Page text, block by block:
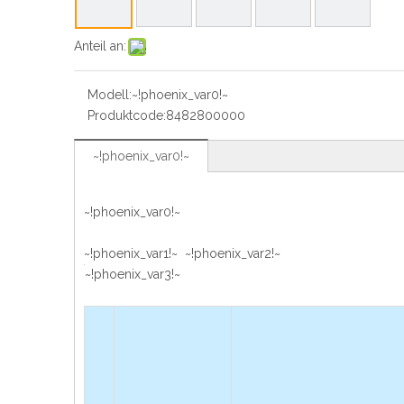
Anteil an:
Modell:~!phoenix_var0!~
Produktcode:8482800000
~!phoenix_var0!~
~!phoenix_var0!~
~!phoenix_var1!~ ~!phoenix_var2!~
~!phoenix_var3!~